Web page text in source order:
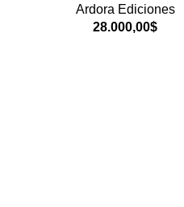
Ardora Ediciones
28.000,00$